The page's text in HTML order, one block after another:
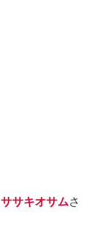
ササキオサムさ